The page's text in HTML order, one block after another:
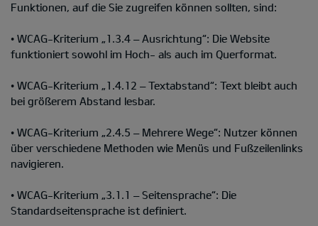
Funktionen, auf die Sie zugreifen können sollten, sind:
• WCAG-Kriterium „1.3.4 – Ausrichtung“: Die Website
funktioniert sowohl im Hoch- als auch im Querformat.
• WCAG-Kriterium „1.4.12 – Textabstand“: Text bleibt auch
bei größerem Abstand lesbar.
• WCAG-Kriterium „2.4.5 – Mehrere Wege“: Nutzer können
über verschiedene Methoden wie Menüs und Fußzeilenlinks
navigieren.
• WCAG-Kriterium „3.1.1 – Seitensprache“: Die
Standardseitensprache ist definiert.